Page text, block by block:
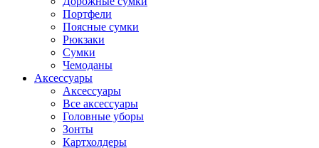
Портфели
Поясные сумки
Рюкзаки
Сумки
Чемоданы
Аксессуары
Аксессуары
Все аксессуары
Головные уборы
Зонты
Картхолдеры